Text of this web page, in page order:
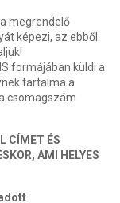
megrendelő
képezi, az ebből
formájában küldi a
tartalma a
csomagszám
CÍMET ÉS
AMI HELYES